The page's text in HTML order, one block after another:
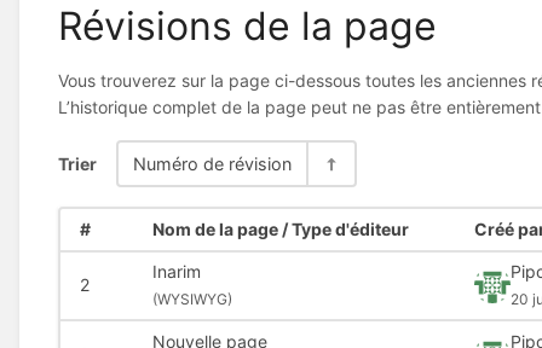
Révisions de la page
Vous trouverez sur la page ci-dessous toutes les anciennes
L’historique complet de la page peut ne pas être
Trier Numéro de révision
# Nom de la page / Type d'éditeur Créé
2
Inarim
(WYSIWYG) 20
Nouvelle page